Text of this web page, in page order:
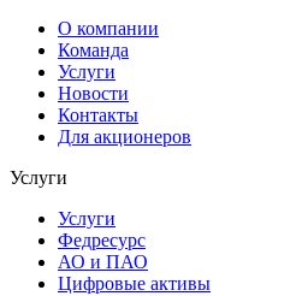
О компании
Команда
Услуги
Новости
Контакты
Для акционеров
Услуги
Услуги
Федресурс
АО и ПАО
Цифровые активы